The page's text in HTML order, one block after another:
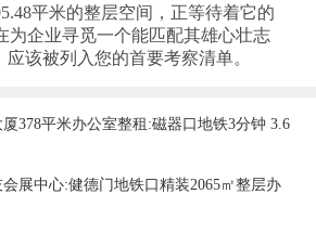
平米的整层空间，正等待着它的
为企业寻觅一个能匹配其雄心壮志
应该被列入您的首要考察清单。
378平米办公室整租:磁器口地铁3分钟 3.6
展中心:健德门地铁口精装2065㎡整层办